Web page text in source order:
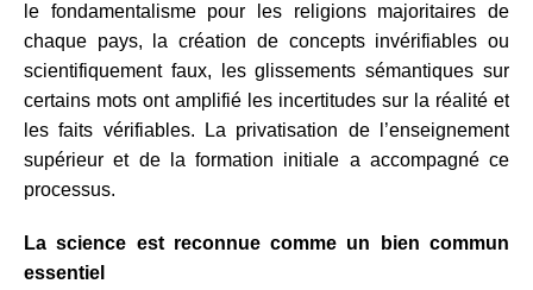
le fondamentalisme pour les religions majoritaires de
chaque pays, la création de concepts invérifiables ou
scientifiquement faux, les glissements sémantiques sur
certains mots ont amplifié les incertitudes sur la réalité et
les faits vérifiables. La privatisation de l’enseignement
supérieur et de la formation initiale a accompagné ce
processus.
La science est reconnue comme un bien commun
essentiel